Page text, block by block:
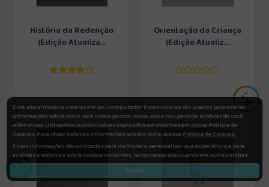
História da Redenção
(Edição Atualiza...
Orientação da Criança
(Edição Atualiz...
Este site armazena cookies em seu computador. Esses cookies são usados para coletar
informações sobre como você interage com nosso site e nos permite lembrar de você.
Além disso, utilizamos outros cookies explicados em detalhes em nossa Política de
Cookies. Para obter todas as informações sobre o tema, acessePolítica de Cookies.
Essas informações são utilizadas para melhorar e personalizar sua experiência e para
análises e métricas sobre nossos visitantes, tanto nesse site quanto em outras mídias.
Aceito